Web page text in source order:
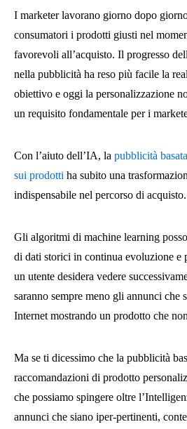
I marketer lavorano giorno dopo
consumatori i prodotti giusti nel
favorevoli all’acquisto. Il progresso
nella pubblicità ha reso più facile la
obiettivo e oggi la personalizzazione
un requisito fondamentale per i
Con l’aiuto dell’IA, la pubblicità
sui prodotti ha subito una
indispensabile nel percorso di acquisto.
Gli algoritmi di machine learning
di dati storici in continua evoluzione e
un utente desidera vedere
saranno sempre meno gli annunci che
Internet mostrando un prodotto che
Ma se ti dicessimo che la pubblicità
raccomandazioni di prodotto
che possiamo spingere oltre
annunci che siano iper-pertinenti,